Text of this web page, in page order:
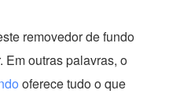
removedor de fundo
Em outras palavras, o
oferece tudo o que